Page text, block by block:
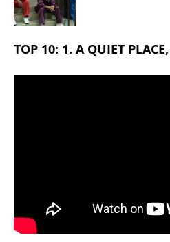
TOP 10: 1. A QUIET